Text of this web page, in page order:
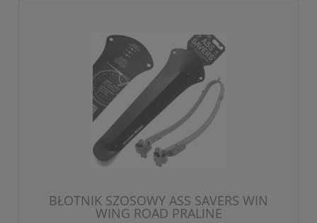
BŁOTNIK SZOSOWY ASS SAVERS WIN
WING ROAD PRALINE